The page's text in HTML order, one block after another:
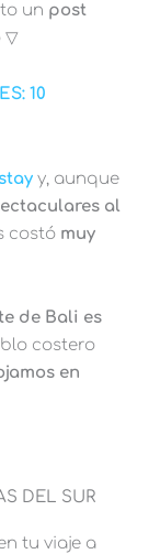
un post
▽
10
y, aunque
al
costó muy
de Bali es
costero
en
DEL SUR
tu viaje a